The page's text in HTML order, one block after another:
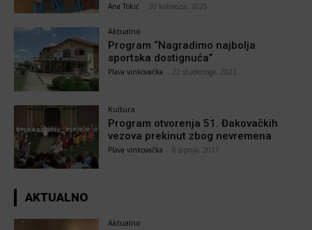
Ana Tokić 20 kolovoza, 2025
Aktualno
Program “Nagradimo najbolja
sportska dostignuća”
Plava vinkovačka 22 studenoga, 2022
Kultura
Program otvorenja 51. Đakovačkih
vezova prekinut zbog nevremena
Plava vinkovačka 8 srpnja, 2017
AKTUALNO
Aktualno